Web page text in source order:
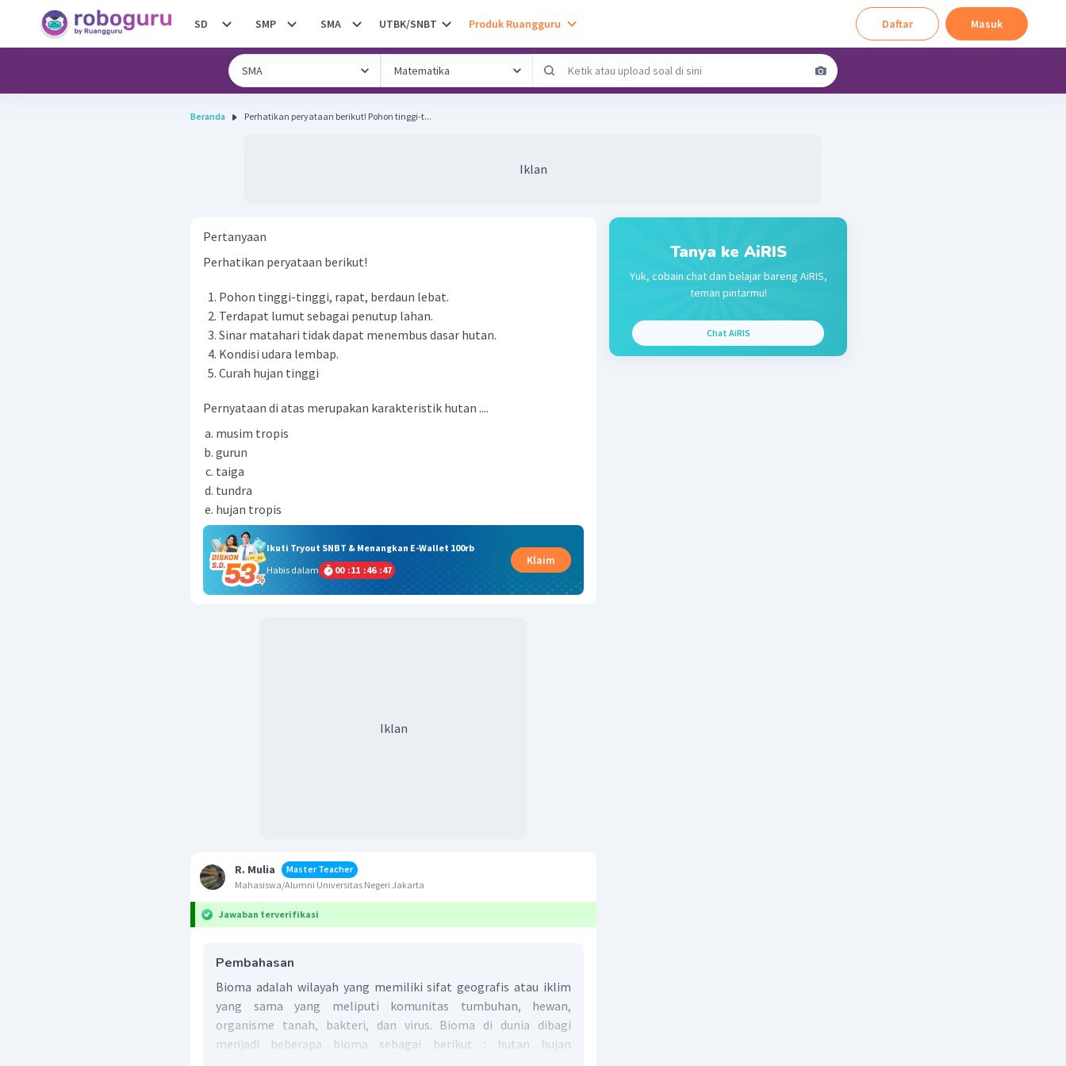
SD SMP SMA UTBK/SNBT Produk Ruangguru Daftar Masuk
Beranda Perhatikan peryataan berikut! Pohon tinggi-t...
Iklan
Pertanyaan
Perhatikan peryataan berikut!
Pohon tinggi-tinggi, rapat, berdaun lebat.
Terdapat lumut sebagai penutup lahan.
Sinar matahari tidak dapat menembus dasar hutan.
Kondisi udara lembap.
Curah hujan tinggi
Pernyataan di atas merupakan karakteristik hutan ....
musim tropis
gurun
taiga
tundra
hujan tropis
Ikuti Tryout SNBT & Menangkan E-Wallet 100rb
Habis dalam
00 :11 :46 :46
Klaim
Iklan
R. Mulia
Master Teacher
Mahasiswa/Alumni Universitas Negeri Jakarta
Jawaban terverifikasi
Pembahasan
Bioma adalah wilayah yang memiliki sifat geografis atau iklim
yang sama yang meliputi komunitas tumbuhan, hewan,
organisme tanah, bakteri, dan virus. Bioma di dunia dibagi
menjadi beberapa bioma sebagai berikut : hutan hujan
Tanya ke AiRIS
Yuk, cobain chat dan belajar bareng AiRIS,
teman pintarmu!
Chat AiRIS